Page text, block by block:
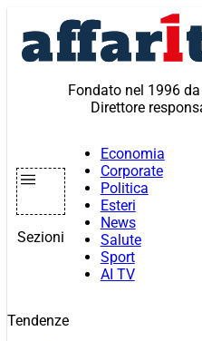
contenuto
Fondato nel 1996
Direttore
Sezioni
Economia
Corporate
Politica
Esteri
News
Salute
Sport
AI TV
Tendenze